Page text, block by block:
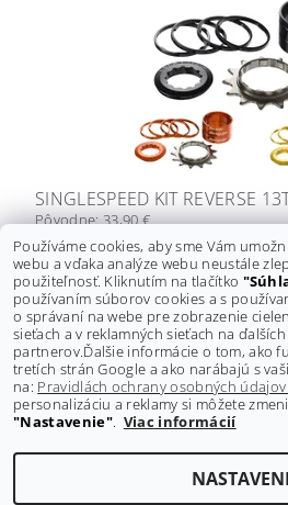
SINGLESPEED KIT REVERSE
Pôvodne:33,90 €
Ušetríte
5 € (–14 %)
28,90 €
3položiek celkom
Shoptet.sk
Používáme cookies, aby sme Vám
webu a vďaka analýze webu neustále
použiteľnosť. Kliknutím na tlačítko
používaním súborov cookies a s
o správaní na webe pre zobrazenie
sieťach a v reklamných sieťach na
partnerov.Ďalšie informácie o tom, ako
tretích strán Google a ako narábajú s
na: Pravidlách ochrany osobných údajov
personalizáciu a reklamy si môžete
"Nastavenie". Viac informácií